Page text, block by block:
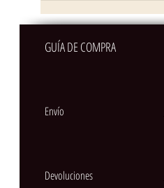
GUÍA DE COMPRA
Envío
Devoluciones